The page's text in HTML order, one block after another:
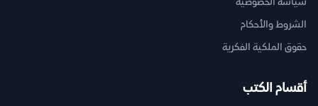
سياسة الخصوصية
الشروط والأحكام
حقوق الملكية الفكرية
أقسام الكتب